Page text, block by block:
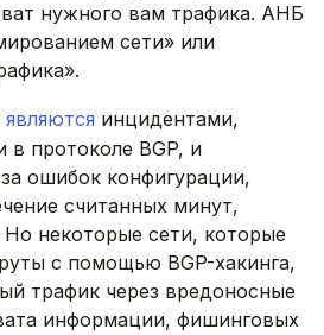
нужного вам трафика. АНБ
сети» или
являются инцидентами,
протоколе BGP, и
ошибок конфигурации,
считанных минут,
некоторые сети, которые
с помощью BGP-хакинга,
трафик через вредоносные
информации, фишинговых